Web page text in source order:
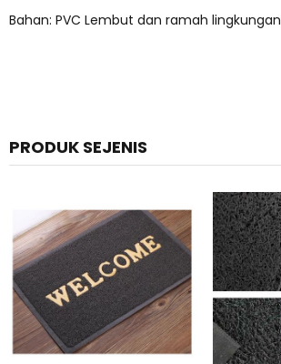
Bahan: PVC Lembut dan ramah lingkungan
PRODUK SEJENIS